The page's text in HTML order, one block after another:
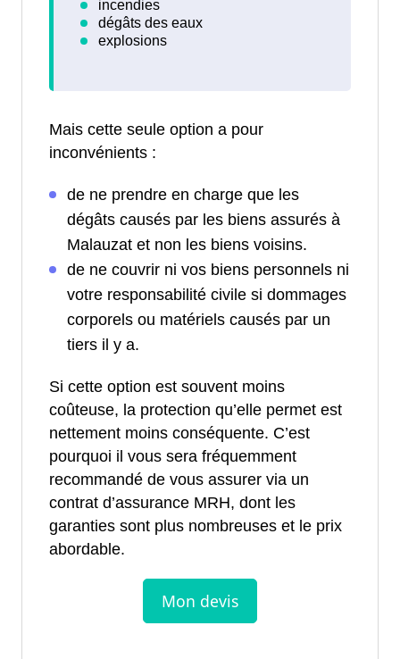
Mais cette seule option a pour
inconvénients :
de ne prendre en charge que les
dégâts causés par les biens assurés à
Malauzat et non les biens voisins.
de ne couvrir ni vos biens personnels ni
votre responsabilité civile si dommages
corporels ou matériels causés par un
tiers il y a.
Si cette option est souvent moins
coûteuse, la protection qu’elle permet est
nettement moins conséquente. C’est
pourquoi il vous sera fréquemment
recommandé de vous assurer via un
contrat d’assurance MRH, dont les
garanties sont plus nombreuses et le prix
abordable.